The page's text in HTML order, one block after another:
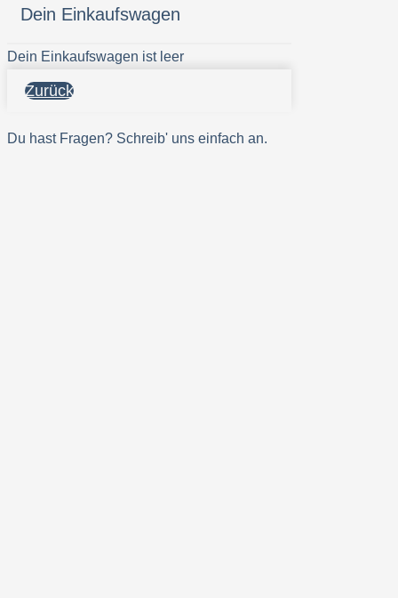
Dein Einkaufswagen
Dein Einkaufswagen ist leer
Zurück
Du hast Fragen? Schreib' uns einfach an.